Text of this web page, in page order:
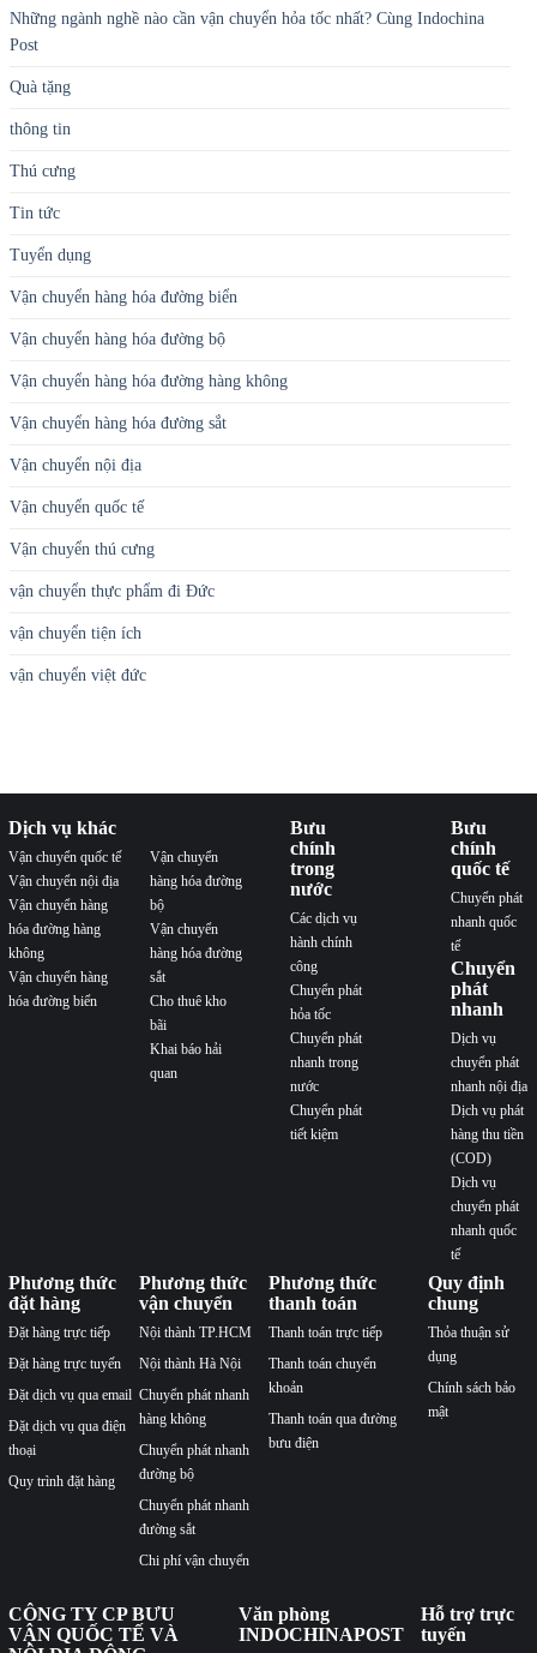
Những ngành nghề nào cần vận chuyển hỏa tốc nhất? Cùng Indochina
Post
Quà tặng
thông tin
Thú cưng
Tin tức
Tuyển dụng
Vận chuyển hàng hóa đường biển
Vận chuyển hàng hóa đường bộ
Vận chuyển hàng hóa đường hàng không
Vận chuyển hàng hóa đường sắt
Vận chuyển nội địa
Vận chuyển quốc tế
Vận chuyển thú cưng
vận chuyển thực phẩm đi Đức
vận chuyển tiện ích
vận chuyển việt đức
Dịch vụ khác
Vận chuyển quốc tế
Vận chuyển nội địa
Vận chuyển hàng
hóa đường hàng
không
Vận chuyển hàng
hóa đường biển
Vận chuyển
hàng hóa đường
bộ
Vận chuyển
hàng hóa đường
sắt
Cho thuê kho
bãi
Khai báo hải
quan
Bưu
chính
trong
nước
Các dịch vụ
hành chính
công
Chuyển phát
hỏa tốc
Chuyển phát
nhanh trong
nước
Chuyển phát
tiết kiệm
Bưu
chính
quốc tế
Chuyển phát
nhanh quốc
tế
Chuyển
phát
nhanh
Dịch vụ
chuyển phát
nhanh nội địa
Dịch vụ phát
hàng thu tiền
(COD)
Dịch vụ
chuyển phát
nhanh quốc
tế
Phương thức
đặt hàng
Đặt hàng trực tiếp
Đặt hàng trực tuyến
Đặt dịch vụ qua email
Đặt dịch vụ qua điện
thoại
Quy trình đặt hàng
Phương thức
vận chuyển
Nội thành TP.HCM
Nội thành Hà Nội
Chuyển phát nhanh
hàng không
Chuyển phát nhanh
đường bộ
Chuyển phát nhanh
đường sắt
Chi phí vận chuyển
Phương thức
thanh toán
Thanh toán trực tiếp
Thanh toán chuyển
khoản
Thanh toán qua đường
bưu điện
Quy định
chung
Thỏa thuận sử
dụng
Chính sách bảo
mật
CÔNG TY CP BƯU
VẬN QUỐC TẾ VÀ
Văn phòng
INDOCHINAPOST
Hỗ trợ trực
tuyến